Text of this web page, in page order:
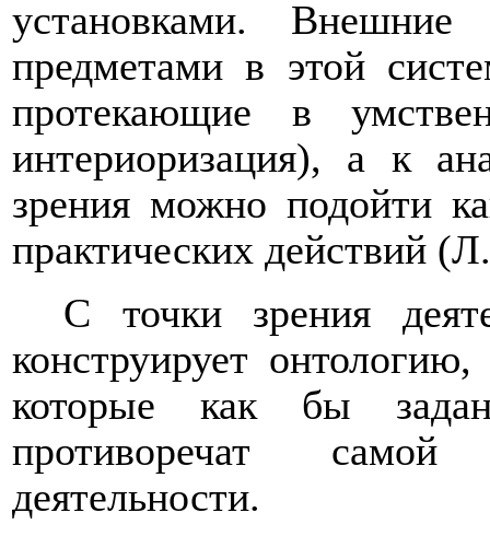
установками.
предметами в этой
протекающие в
интериоризация), а к
зрения можно подойти
практических действий
С точки зрения
конструирует
которые как бы
противоречат самой
деятельности.